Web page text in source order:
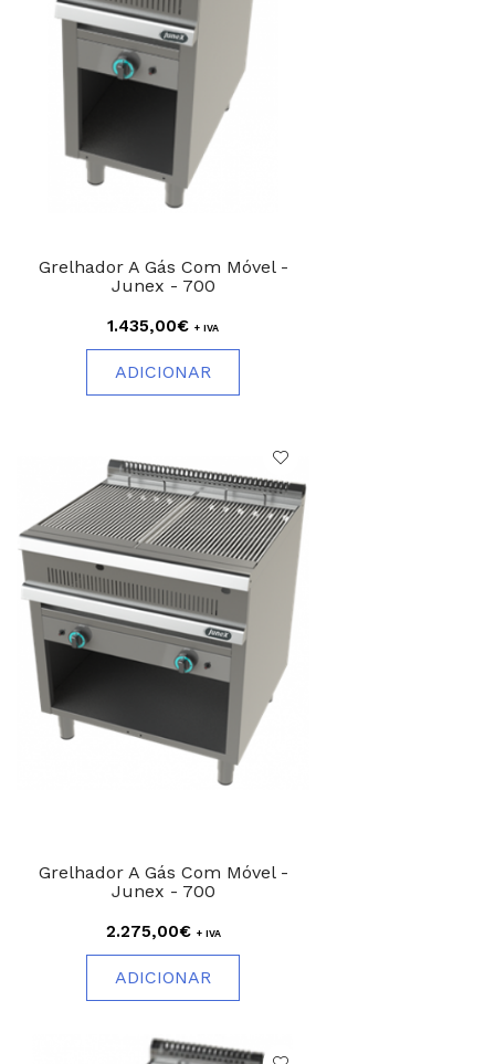
Grelhador A Gás Com Móvel -
Junex - 700
1.435,00€ + IVA
ADICIONAR
Grelhador A Gás Com Móvel -
Junex - 700
2.275,00€ + IVA
ADICIONAR